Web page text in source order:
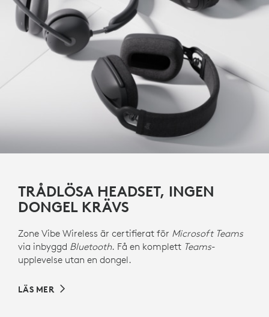
TRÅDLÖSA HEADSET, INGEN
DONGEL KRÄVS
Zone Vibe Wireless är certifierat för Microsoft Teams
via inbyggd Bluetooth. Få en komplett Teams-
upplevelse utan en dongel.
LÄS MER